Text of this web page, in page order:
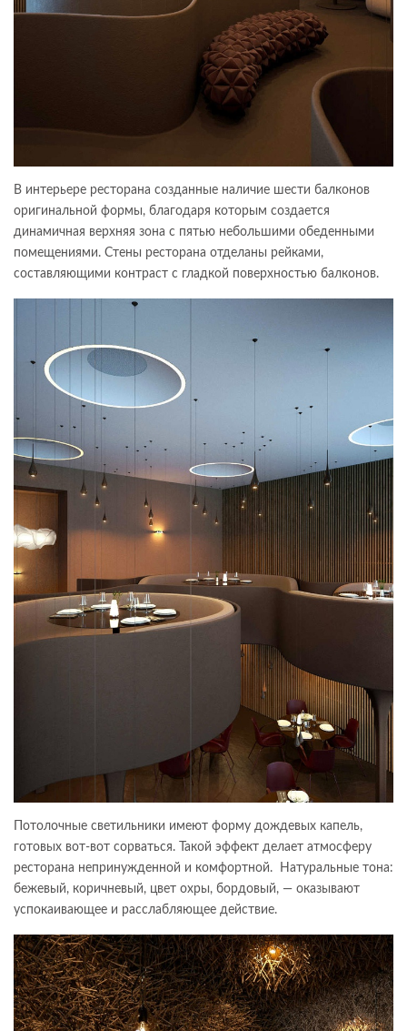
В интерьере ресторана созданные наличие шести балконов
оригинальной формы, благодаря которым создается
динамичная верхняя зона с пятью небольшими обеденными
помещениями. Стены ресторана отделаны рейками,
составляющими контраст с гладкой поверхностью балконов.
Потолочные светильники имеют форму дождевых капель,
готовых вот-вот сорваться. Такой эффект делает атмосферу
ресторана непринужденной и комфортной. Натуральные тона:
бежевый, коричневый, цвет охры, бордовый, — оказывают
успокаивающее и расслабляющее действие.